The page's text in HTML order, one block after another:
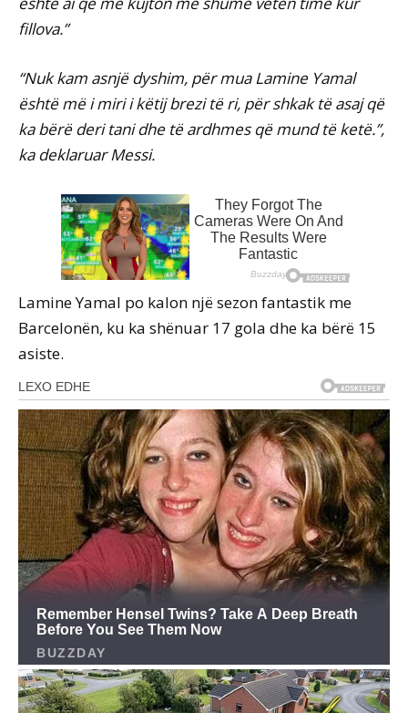
fillova.”
“Nuk kam asnjë dyshim, për mua Lamine Yamal
është më i miri i këtij brezi të ri, për shkak të asaj që
ka bërë deri tani dhe të ardhmes që mund të ketë.”,
ka deklaruar Messi.
Lamine Yamal po kalon një sezon fantastik me
Barcelonën, ku ka shënuar 17 gola dhe ka bërë 15
asiste.